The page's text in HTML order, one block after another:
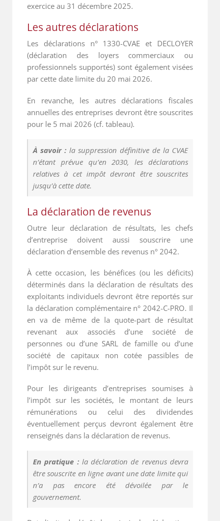
exercice au 31 décembre 2025.
Les autres déclarations
Les déclarations n° 1330-CVAE et DECLOYER
(déclaration des loyers commerciaux ou
professionnels supportés) sont également visées
par cette date limite du 20 mai 2026.
En revanche, les autres déclarations fiscales
annuelles des entreprises devront être souscrites
pour le 5 mai 2026 (cf. tableau).
À savoir : la suppression définitive de la CVAE
n’étant prévue qu’en 2030, les déclarations
relatives à cet impôt devront être souscrites
jusqu’à cette date.
La déclaration de revenus
Outre leur déclaration de résultats, les chefs
d’entreprise doivent aussi souscrire une
déclaration d’ensemble des revenus n° 2042.
À cette occasion, les bénéfices (ou les déficits)
déterminés dans la déclaration de résultats des
exploitants individuels devront être reportés sur
la déclaration complémentaire n° 2042-C-PRO. Il
en va de même de la quote-part de résultat
revenant aux associés d’une société de
personnes ou d’une SARL de famille ou d’une
société de capitaux non cotée passibles de
l’impôt sur le revenu.
Pour les dirigeants d’entreprises soumises à
l’impôt sur les sociétés, le montant de leurs
rémunérations ou celui des dividendes
éventuellement perçus devront également être
renseignés dans la déclaration de revenus.
En pratique :la déclaration de revenus devra
être souscrite en ligne avant une date limite qui
n’a pas encore été dévoilée par le
gouvernement.